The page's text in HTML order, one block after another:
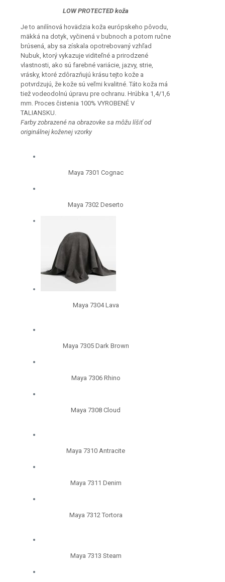
LOW PROTECTED koža
Je to anilínová hovädzia koža európskeho pôvodu,
mäkká na dotyk, vyčinená v bubnoch a potom ručne
brúsená, aby sa získala opotrebovaný vzhľad
Nubuk, ktorý vykazuje viditeľné a prirodzené
vlastnosti, ako sú farebné variácie, jazvy, strie,
vrásky, ktoré zdôrazňujú krásu tejto kože a
potvrdzujú, že kože sú veľmi kvalitné. Táto koža má
tiež vodeodolnú úpravu pre ochranu. Hrúbka 1,4/1,6
mm. Proces čistenia 100% VYROBENÉ V
TALIANSKU.
Farby zobrazené na obrazovke sa môžu líšiť od
originálnej koženej vzorky
Maya 7301 Cognac
Maya 7302 Deserto
Maya 7304 Lava
Maya 7305 Dark Brown
Maya 7306 Rhino
Maya 7308 Cloud
Maya 7310 Antracite
Maya 7311 Denim
Maya 7312 Tortora
Maya 7313 Steam